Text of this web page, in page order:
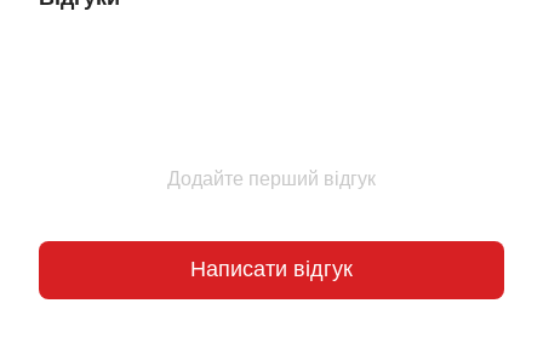
Додайте перший відгук
Написати відгук